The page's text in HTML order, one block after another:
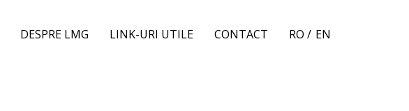
DESPRE LMG LINK-URI UTILE CONTACT RO / EN